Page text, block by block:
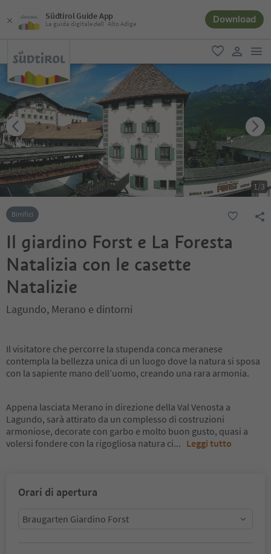
Südtirol Guide App
La guida digitale dell´Alto Adige Download
favoriti
user link
1/3
Birrifici
Il giardino Forst e La Foresta
Natalizia con le casette
Natalizie
Lagundo, Merano e dintorni
Il visitatore che percorre la stupenda conca meranese
contempla la bellezza unica di un luogo dove la natura si sposa
con la sapiente mano dell’uomo, creando una rara armonia.
Appena lasciata Merano in direzione della Val Venosta a
Lagundo, sarà attirato da un complesso di costruzioni
armoniose, decorate con garbo e molto buon gusto, quasi a
volersi fondere con la rigogliosa natura ci... Leggi tutto
Orari di apertura
Braugarten Giardino Forst